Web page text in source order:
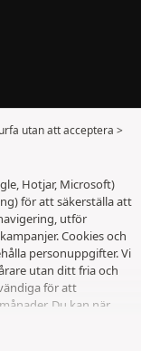
utan att acceptera >
Hotjar, Microsoft)
för att säkerställa att
utför
Cookies och
personuppgifter. Vi
utan ditt fria och
för att
Du kan när